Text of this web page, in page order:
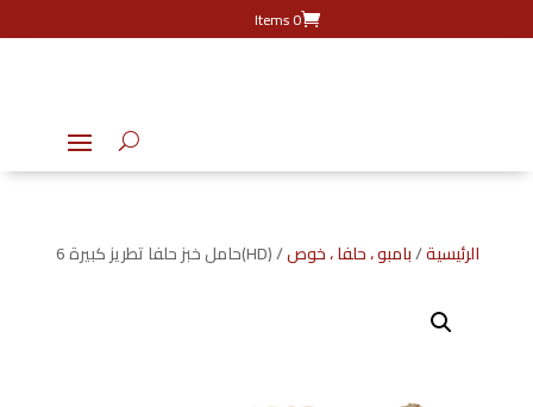
0 Items
الرئيسية/بامبو ، حلفا ، خوص/ (HD)حامل خبز حلفا تطريز كبيرة 6